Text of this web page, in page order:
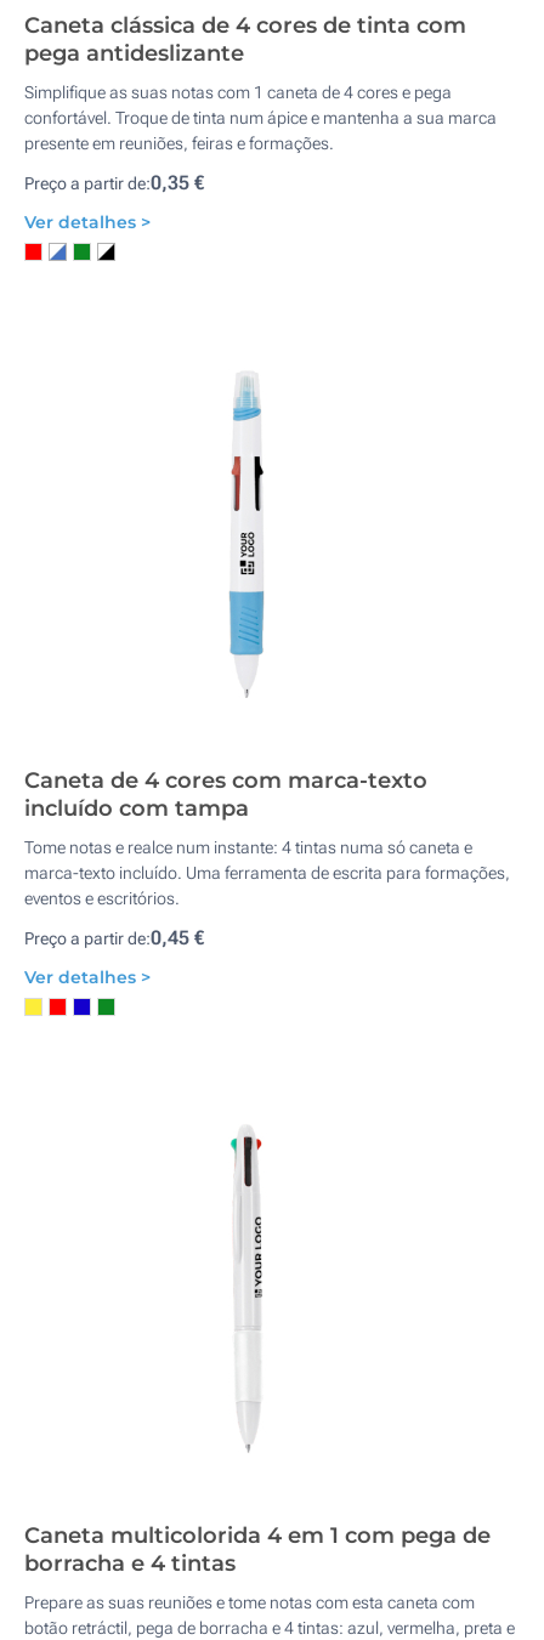
Caneta clássica de 4 cores de tinta com
pega antideslizante
Simplifique as suas notas com 1 caneta de 4 cores e pega
confortável. Troque de tinta num ápice e mantenha a sua marca
presente em reuniões, feiras e formações.
Preço a partir de:0,35 €
Ver detalhes >
Caneta de 4 cores com marca-texto
incluído com tampa
Tome notas e realce num instante: 4 tintas numa só caneta e
marca-texto incluído. Uma ferramenta de escrita para formações,
eventos e escritórios.
Preço a partir de:0,45 €
Ver detalhes >
Caneta multicolorida 4 em 1 com pega de
borracha e 4 tintas
Prepare as suas reuniões e tome notas com esta caneta com
botão retráctil, pega de borracha e 4 tintas: azul, vermelha, preta e